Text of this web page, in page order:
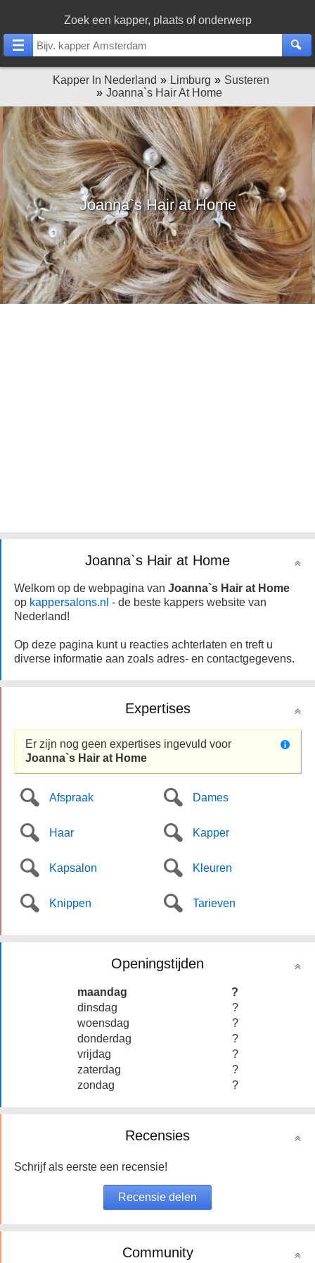
Zoek een kapper, plaats of onderwerp
Kapper In Nederland Limburg
Susteren
Joanna`s Hair At Home
Joanna`s Hair at Home
Joanna`s Hair at Home
Welkom op de webpagina van Joanna`s Hair at Home
op kappersalons.nl - de beste kappers website van
Nederland!
Op deze pagina kunt u reacties achterlaten en treft u
diverse informatie aan zoals adres- en contactgegevens.
Expertises
Er zijn nog geen expertises ingevuld voor
Joanna`s Hair at Home
Afspraak Dames
Haar Kapper
Kapsalon Kleuren
Knippen Tarieven
Openingstijden
maandag
?
dinsdag
?
woensdag
?
donderdag
?
vrijdag
?
zaterdag
?
zondag
?
Recensies
Schrijf als eerste een recensie!
Community